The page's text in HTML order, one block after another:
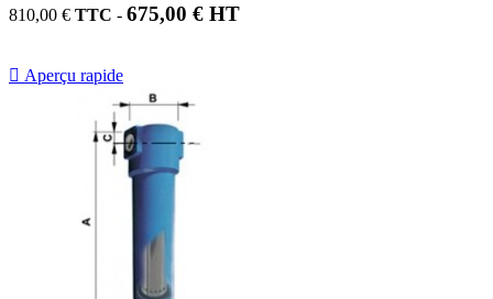
810,00 € TTC - 675,00 € HT
 Aperçu rapide